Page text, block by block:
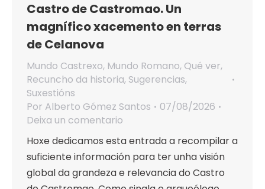
Castro de Castromao. Un
magnífico xacemento en terras
de Celanova
Mundo Castrexo, Mundo Romano, Qué ver,
Recuncho da historia, Sugerencias,
Suxestións
Por Alberto Gómez Santos
07/08/2026
Deixa un comentario
Hoxe dedicamos esta entrada a recompilar a
suficiente información para ter unha visión
global da grandeza e relevancia do Castro